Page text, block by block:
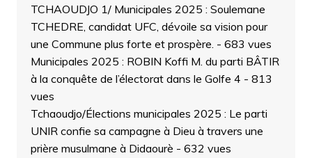
TCHAOUDJO 1/ Municipales 2025 : Soulemane
TCHEDRE, candidat UFC, dévoile sa vision pour
une Commune plus forte et prospère. - 683 vues
Municipales 2025 : ROBIN Koffi M. du parti BÂTIR
à la conquête de l’électorat dans le Golfe 4 - 813
vues
Tchaoudjo/Élections municipales 2025 : Le parti
UNIR confie sa campagne à Dieu à travers une
prière musulmane à Didaourè - 632 vues